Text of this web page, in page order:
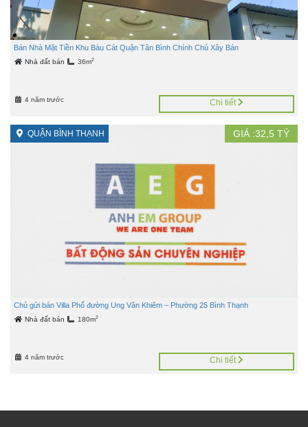
Bán Nhà Mặt Tiền Khu Bàu Cát Quận Tân Bình Chính Chủ Xây Bán
Nhà đất bán 36m2
4 năm trước Chi tiết
QUẬN BÌNH THẠNH GIÁ :32,5 TỶ
Chủ gửi bán Villa Phố đường Ung Văn Khiêm – Phường 25 Bình Thạnh
Nhà đất bán 180m2
4 năm trước Chi tiết